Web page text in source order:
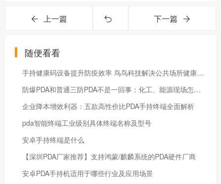
上一篇 下一篇
随便看看
手持健康码设备提升防疫效率 鸟鸟科技解决公共场所健康码验证难题
防爆PDA和普通三防PDA不是一回事：化工、能源现场怎么区分
企业降本增效利器：五款高性价比PDA手持终端全面解析
pda智能终端工业级别具体终端名称及型号
安卓手持终端是什么
【深圳PDA厂家推荐】支持鸿蒙/麒麟系统的PDA硬件厂商
安卓PDA手持机适用于哪些行业及应用场景